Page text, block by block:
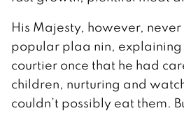
His Majesty, however,
popular plaa nin, explaining
courtier once that he had
children, nurturing and
couldn’t possibly eat them.